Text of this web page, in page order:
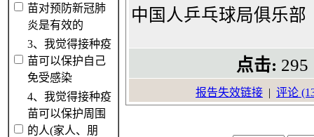
苗对预防新冠肺
炎是有效的
3、我觉得接种疫
苗可以保护自己
免受感染
4、我觉得接种疫
苗可以保护周围
的人(家人、朋
中国人乒乓球局俱乐部
点击:
报告失效链接 | 评论